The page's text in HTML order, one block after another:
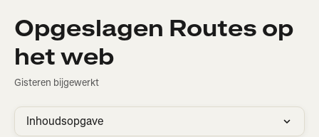
Opgeslagen Routes op
het web
Gisteren bijgewerkt
Inhoudsopgave